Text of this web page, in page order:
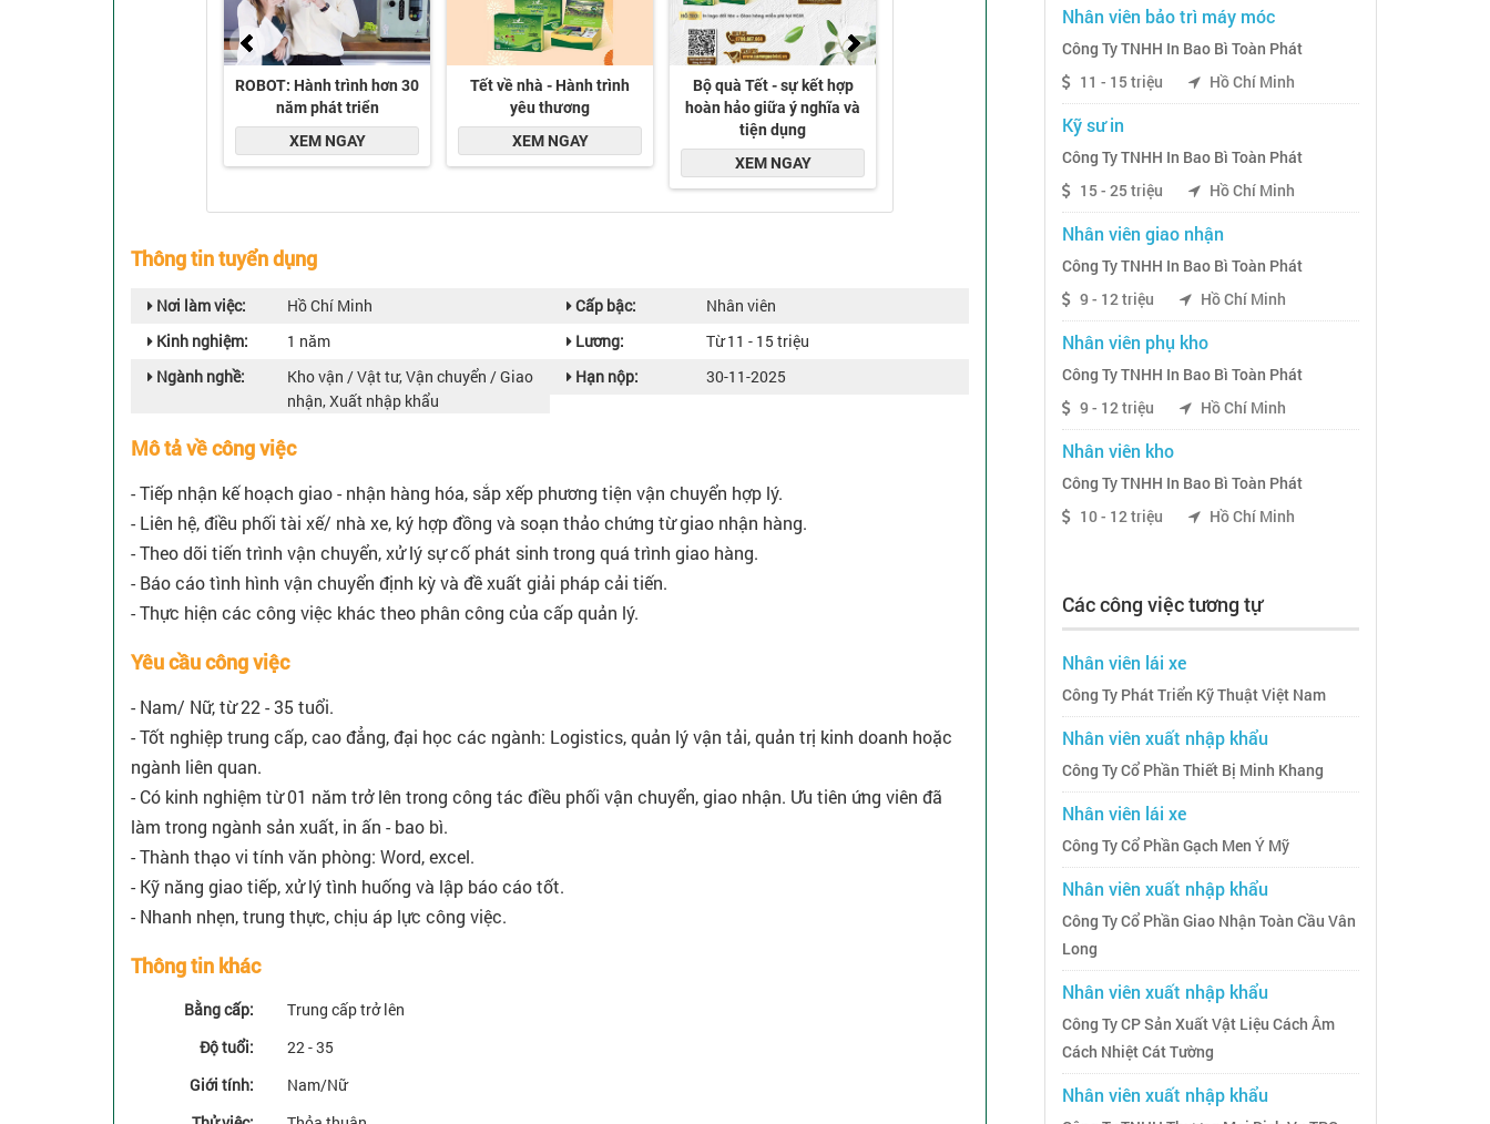
Thông tin tuyển dụng
Nơi làm việc:
Hồ Chí Minh
Kinh nghiệm:
1 năm
Ngành nghề:
Kho vận / Vật tư, Vận chuyển / Giao
nhận, Xuất nhập khẩu
Cấp bậc:
Nhân viên
Lương:
Từ 11 - 15 triệu
Hạn nộp:
30-11-2025
Mô tả về công việc
- Tiếp nhận kế hoạch giao - nhận hàng hóa, sắp xếp phương tiện vận chuyển hợp lý.
- Liên hệ, điều phối tài xế/ nhà xe, ký hợp đồng và soạn thảo chứng từ giao nhận hàng.
- Theo dõi tiến trình vận chuyển, xử lý sự cố phát sinh trong quá trình giao hàng.
- Báo cáo tình hình vận chuyển định kỳ và đề xuất giải pháp cải tiến.
- Thực hiện các công việc khác theo phân công của cấp quản lý.
Yêu cầu công việc
- Nam/ Nữ, từ 22 - 35 tuổi.
- Tốt nghiệp trung cấp, cao đẳng, đại học các ngành: Logistics, quản lý vận tải, quản trị kinh doanh hoặc
ngành liên quan.
- Có kinh nghiệm từ 01 năm trở lên trong công tác điều phối vận chuyển, giao nhận. Ưu tiên ứng viên đã
làm trong ngành sản xuất, in ấn - bao bì.
- Thành thạo vi tính văn phòng: Word, excel.
- Kỹ năng giao tiếp, xử lý tình huống và lập báo cáo tốt.
- Nhanh nhẹn, trung thực, chịu áp lực công việc.
Thông tin khác
Bằng cấp:
Trung cấp trở lên
Độ tuổi:
22 - 35
Giới tính:
Nam/Nữ
Nhân viên bảo trì máy móc
Công Ty TNHH In Bao Bì Toàn Phát
11 - 15 triệu
Hồ Chí Minh
Kỹ sư in
Công Ty TNHH In Bao Bì Toàn Phát
15 - 25 triệu
Hồ Chí Minh
Nhân viên giao nhận
Công Ty TNHH In Bao Bì Toàn Phát
9 - 12 triệu
Hồ Chí Minh
Nhân viên phụ kho
Công Ty TNHH In Bao Bì Toàn Phát
9 - 12 triệu
Hồ Chí Minh
Nhân viên kho
Công Ty TNHH In Bao Bì Toàn Phát
10 - 12 triệu
Hồ Chí Minh
Các công việc tương tự
Nhân viên lái xe
Công Ty Phát Triển Kỹ Thuật Việt Nam
Nhân viên xuất nhập khẩu
Công Ty Cổ Phần Thiết Bị Minh Khang
Nhân viên lái xe
Công Ty Cổ Phần Gạch Men Ý Mỹ
Nhân viên xuất nhập khẩu
Công Ty Cổ Phần Giao Nhận Toàn Cầu Vân
Long
Nhân viên xuất nhập khẩu
Công Ty CP Sản Xuất Vật Liệu Cách Âm
Cách Nhiệt Cát Tường
Nhân viên xuất nhập khẩu